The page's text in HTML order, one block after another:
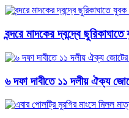
বন্দরে মাদকের দ্বন্দ্বে
৬ দফা দাবীতে ১১ দলীয় ঐক্য